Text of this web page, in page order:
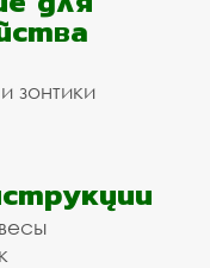
зонтики